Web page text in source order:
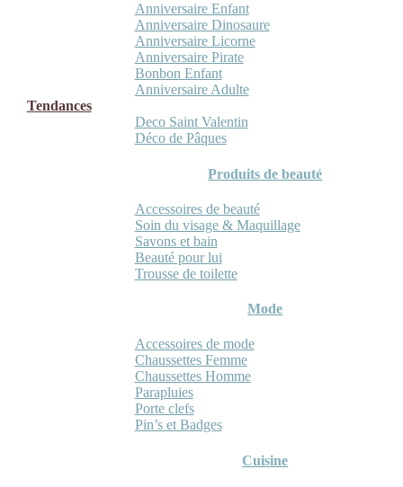
Anniversaire Enfant
Anniversaire Dinosaure
Anniversaire Licorne
Anniversaire Pirate
Bonbon Enfant
Anniversaire Adulte
Tendances
Deco Saint Valentin
Déco de Pâques
Produits de beauté
Accessoires de beauté
Soin du visage & Maquillage
Savons et bain
Beauté pour lui
Trousse de toilette
Mode
Accessoires de mode
Chaussettes Femme
Chaussettes Homme
Parapluies
Porte clefs
Pin’s et Badges
Cuisine